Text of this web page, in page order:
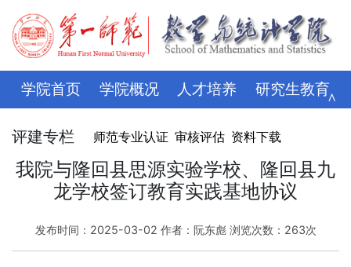
学院首页 学院概况 人才培养 研究生教育
学科科研 师资队伍 招生就业 党建思政
学生管理 评建专栏 资料下载 学校主页
∧
评建专栏 师范专业认证 审核评估 资料下载
我院与隆回县思源实验学校、隆回县九
龙学校签订教育实践基地协议
发布时间：2025-03-02 作者：阮东彪 浏览次数： 263次